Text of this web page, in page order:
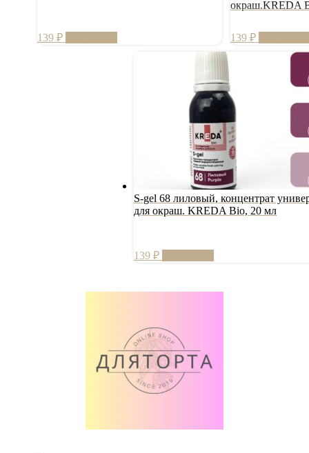
139 ₽
окраш.KREDA
139 ₽
S-gel 68 лиловый, концентрат
для окраш. KREDA Bio, 20 мл
139 ₽